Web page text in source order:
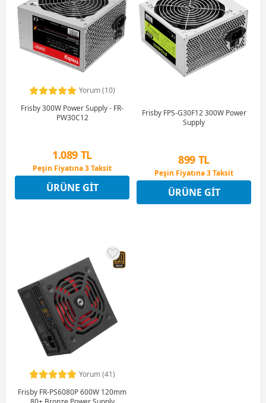
Yorum (10)
Frisby 300W Power Supply - FR-
PW30C12
1.089 TL
Peşin Fiyatına 3 Taksit
12 Ay x 128 TL taksitle
Peşin Fiyatına 3 Taksit
ÜRÜNE GIT
Frisby FPS-G30F12 300W Power
Supply
899 TL
Peşin Fiyatına 3 Taksit
12 Ay x 106 TL taksitle
Peşin Fiyatına 3 Taksit
ÜRÜNE GIT
Yorum (41)
Frisby FR-PS6080P 600W 120mm